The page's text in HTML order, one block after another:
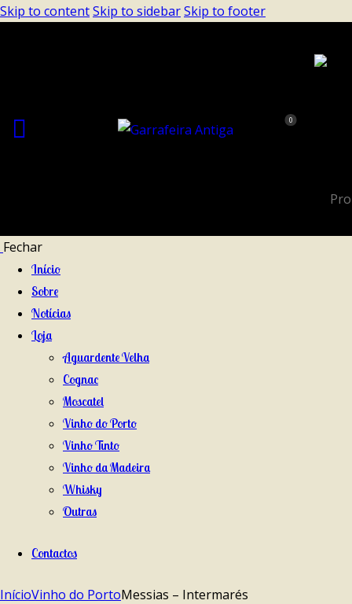
Skip to contentSkip to sidebarSkip to footer
0
Fechar
Início
Sobre
Notícias
Loja
Aguardente Velha
Cognac
Moscatel
Vinho do Porto
Vinho Tinto
Vinho da Madeira
Whisky
Outras
Contactos
InícioVinho do PortoMessias – Intermarés